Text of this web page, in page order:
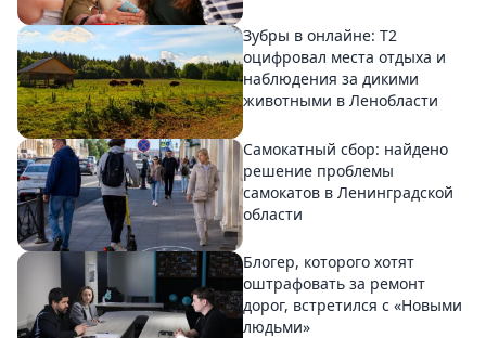
Зубры в онлайне: Т2
оцифровал места отдыха и
наблюдения за дикими
животными в Ленобласти
Самокатный сбор: найдено
решение проблемы
самокатов в Ленинградской
области
Блогер, которого хотят
оштрафовать за ремонт
дорог, встретился с «Новыми
людьми»